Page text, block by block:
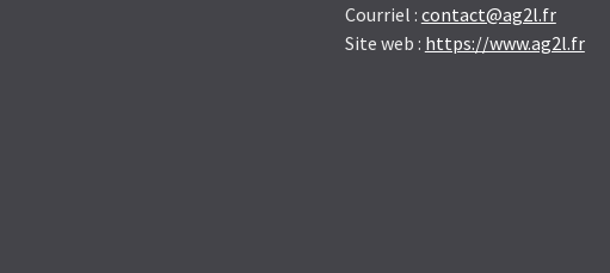
Courriel : contact@ag2l.fr
Site web : https://www.ag2l.fr